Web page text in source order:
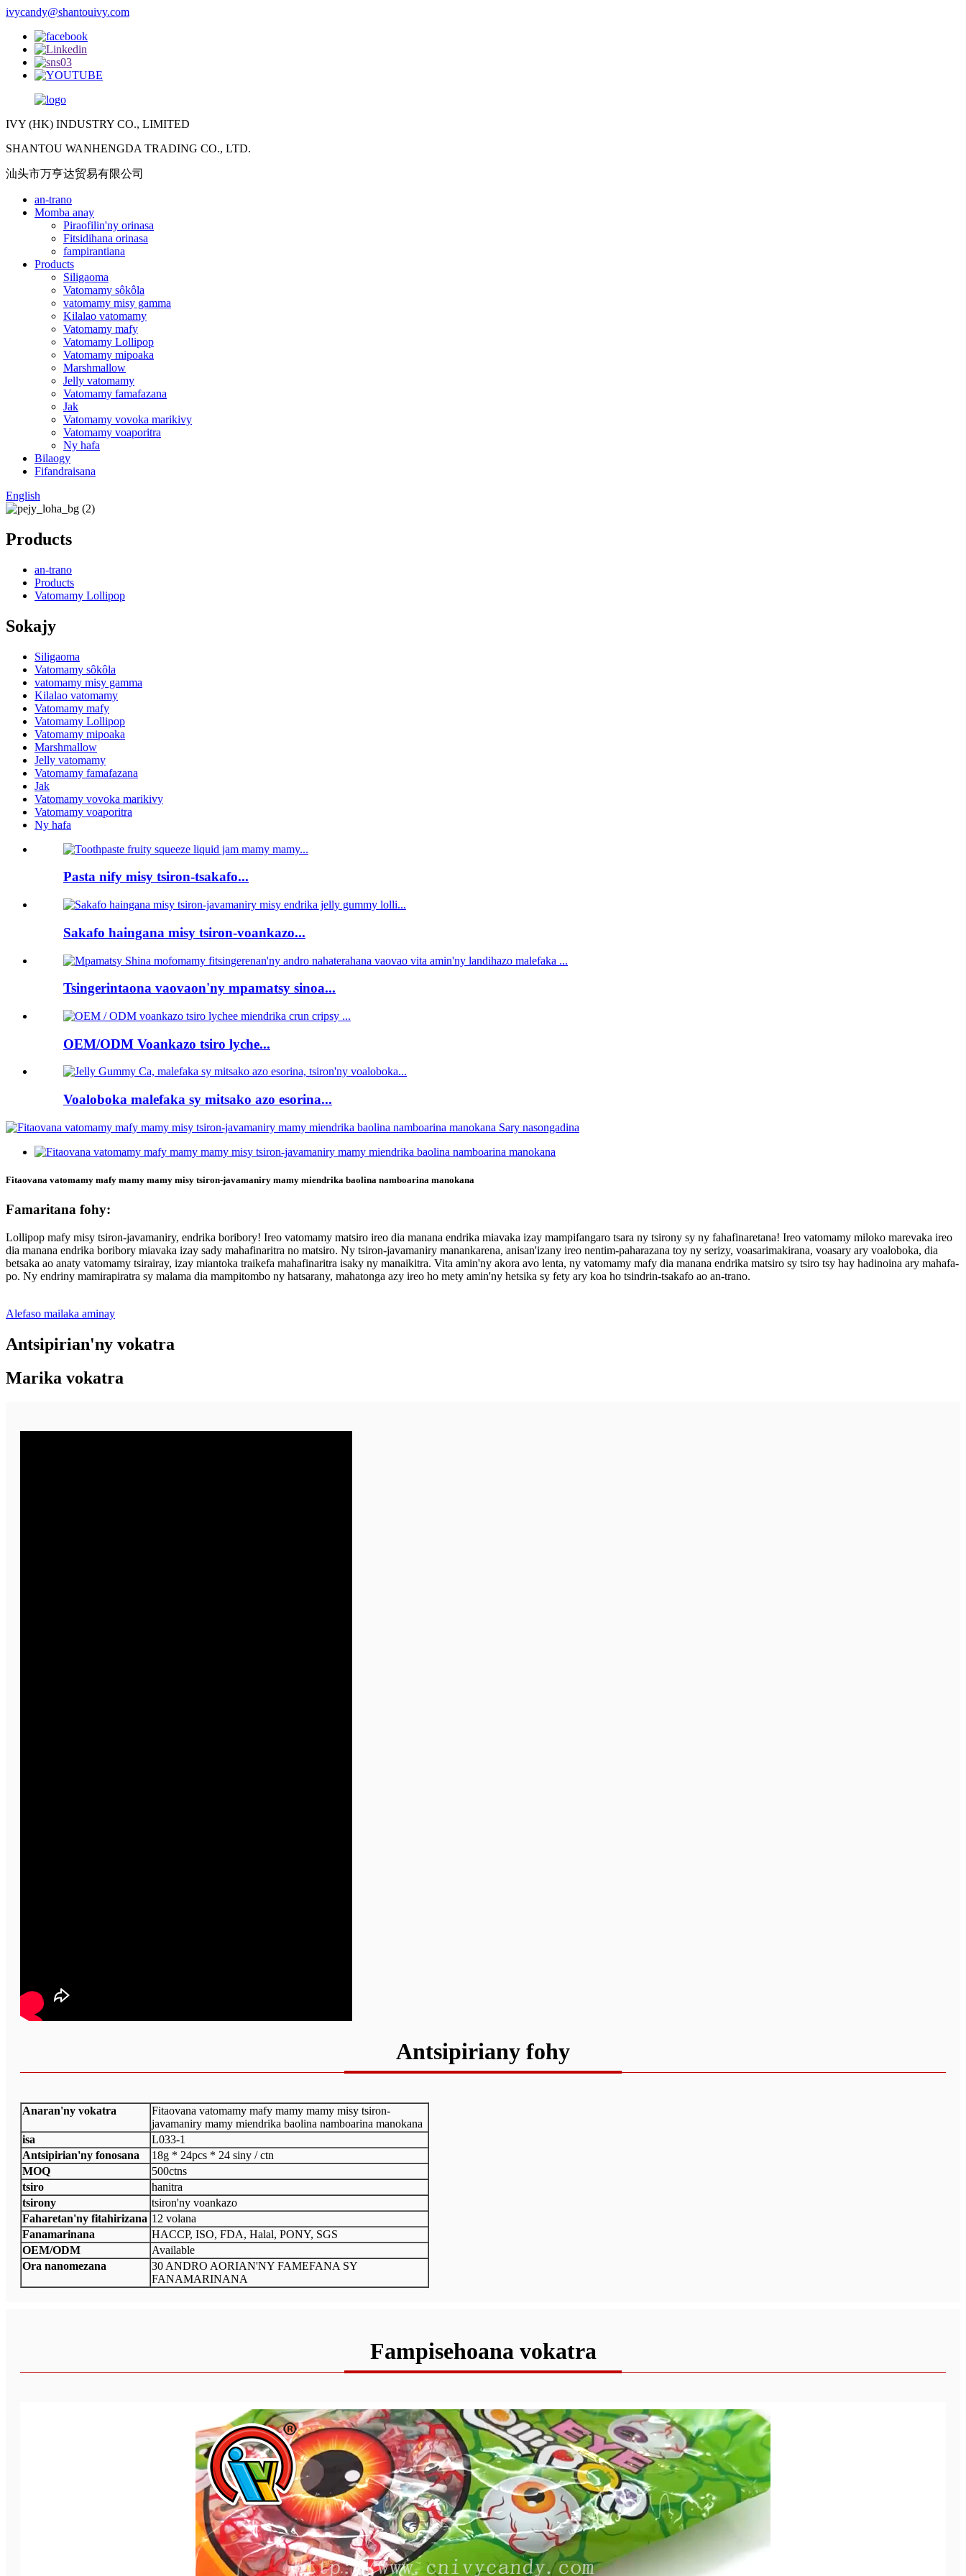
ivycandy@shantouivy.com
IVY (HK) INDUSTRY CO., LIMITED
SHANTOU WANHENGDA TRADING CO., LTD.
汕头市万亨达贸易有限公司
an-trano
Momba anay
Piraofilin'ny orinasa
Fitsidihana orinasa
fampirantiana
Products
Siligaoma
Vatomamy sôkôla
vatomamy misy gamma
Kilalao vatomamy
Vatomamy mafy
Vatomamy Lollipop
Vatomamy mipoaka
Marshmallow
Jelly vatomamy
Vatomamy famafazana
Jak
Vatomamy vovoka marikivy
Vatomamy voaporitra
Ny hafa
Bilaogy
Fifandraisana
English
Products
an-trano
Products
Vatomamy Lollipop
Sokajy
Siligaoma
Vatomamy sôkôla
vatomamy misy gamma
Kilalao vatomamy
Vatomamy mafy
Vatomamy Lollipop
Vatomamy mipoaka
Marshmallow
Jelly vatomamy
Vatomamy famafazana
Jak
Vatomamy vovoka marikivy
Vatomamy voaporitra
Ny hafa
Pasta nify misy tsiron-tsakafo...
Sakafo haingana misy tsiron-voankazo...
Tsingerintaona vaovaon'ny mpamatsy sinoa...
OEM/ODM Voankazo tsiro lyche...
Voaloboka malefaka sy mitsako azo esorina...
Fitaovana vatomamy mafy mamy mamy misy tsiron-javamaniry mamy miendrika baolina namboarina manokana
Famaritana fohy:
Lollipop mafy misy tsiron-javamaniry, endrika boribory! Ireo vatomamy matsiro ireo dia manana endrika miavaka izay mampifangaro tsara ny tsirony sy ny fahafinaretana! Ireo vatomamy miloko marevaka ireo
dia manana endrika boribory miavaka izay sady mahafinaritra no matsiro. Ny tsiron-javamaniry manankarena, anisan'izany ireo nentim-paharazana toy ny serizy, voasarimakirana, voasary ary voaloboka, dia
betsaka ao anaty vatomamy tsirairay, izay miantoka traikefa mahafinaritra isaky ny manaikitra. Vita amin'ny akora avo lenta, ny vatomamy mafy dia manana endrika matsiro sy tsiro tsy hay hadinoina ary mahafa-
po. Ny endriny mamirapiratra sy malama dia mampitombo ny hatsarany, mahatonga azy ireo ho mety amin'ny hetsika sy fety ary koa ho tsindrin-tsakafo ao an-trano.
Alefaso mailaka aminay
Antsipirian'ny vokatra
Marika vokatra
Antsipiriany fohy
Anaran'ny vokatra
Fitaovana vatomamy mafy mamy mamy misy tsiron-
javamaniry mamy miendrika baolina namboarina manokana
isa
L033-1
Antsipirian'ny fonosana
18g * 24pcs * 24 siny / ctn
MOQ
500ctns
tsiro
hanitra
tsirony
tsiron'ny voankazo
Faharetan'ny fitahirizana 12 volana
Fanamarinana
HACCP, ISO, FDA, Halal, PONY, SGS
OEM/ODM
Available
Ora nanomezana
30 ANDRO AORIAN'NY FAMEFANA SY
FANAMARINANA
Fampisehoana vokatra